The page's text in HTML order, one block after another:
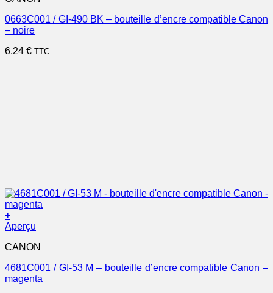
0663C001 / GI-490 BK – bouteille d’encre compatible Canon
– noire
6,24 € TTC
+
Aperçu
CANON
4681C001 / GI-53 M – bouteille d’encre compatible Canon –
magenta